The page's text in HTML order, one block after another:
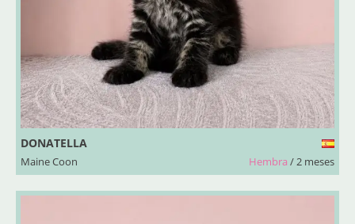
DONATELLA
Maine Coon Hembra / 2 meses